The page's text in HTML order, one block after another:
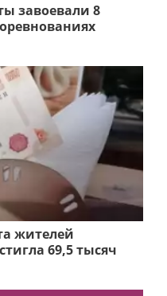
завоевали 8
жителей
69,5 тысяч